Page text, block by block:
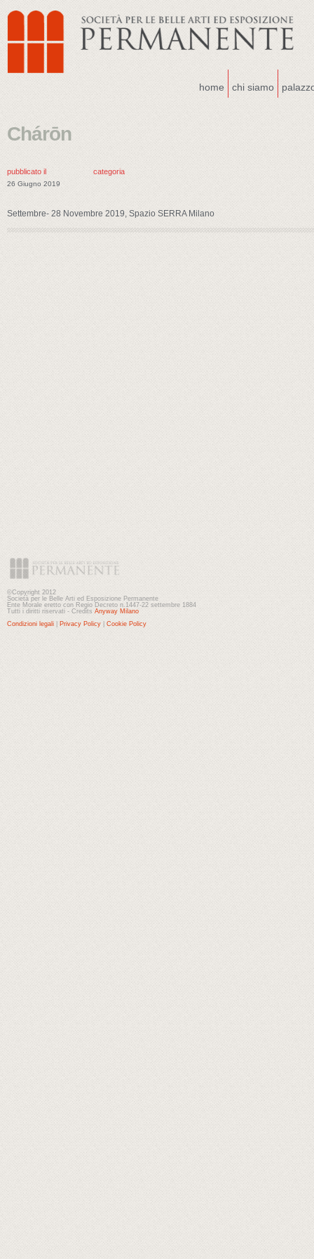
home chi siamo
Chárōn
pubblicato il
26 Giugno 2019
categoria
Settembre- 28 Novembre 2019, Spazio SERRA Milano
©Copyright 2012
Società per le Belle Arti ed Esposizione Permanente
Ente Morale eretto con Regio Decreto n.1447-22 settembre 1884
Tutti i diritti riservati - Credits Anyway Milano
Condizioni legali
Privacy Policy Cookie Policy